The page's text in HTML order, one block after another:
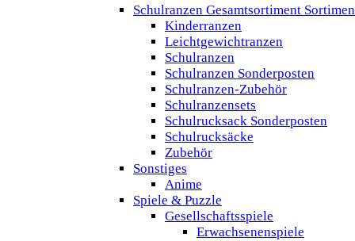
Schulranzen Gesamtsortiment
Kinderranzen
Leichtgewichtranzen
Schulranzen
Schulranzen Sonderposten
Schulranzen-Zubehör
Schulranzensets
Schulrucksack Sonderposten
Schulrucksäcke
Zubehör
Sonstiges
Anime
Spiele & Puzzle
Gesellschaftsspiele
Erwachsenenspiele